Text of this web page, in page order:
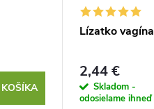
Lízatko vagína
2,44 €
Skladom -
odosielame ihneď